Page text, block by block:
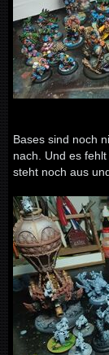
Bases sind noch
nach. Und es
steht noch aus